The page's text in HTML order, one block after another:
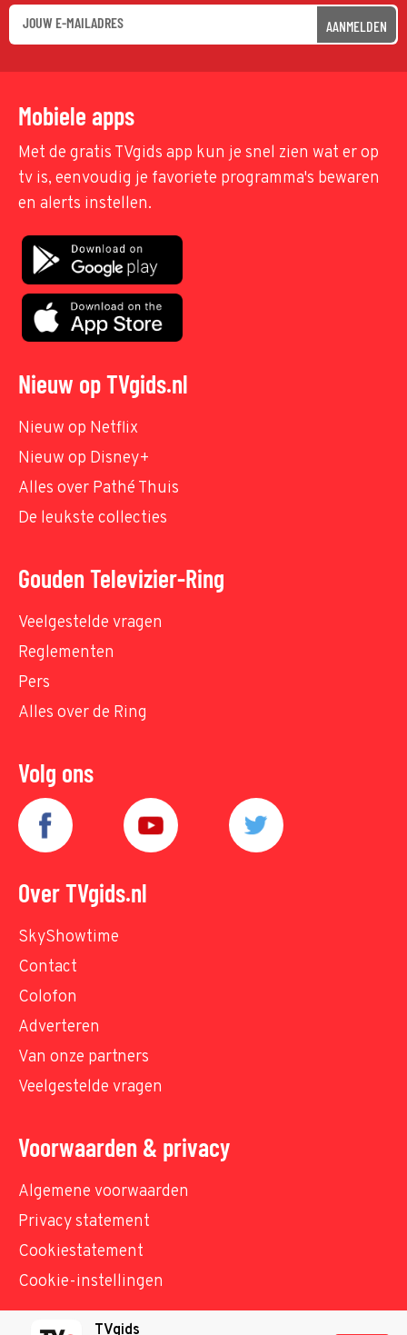
AANMELDEN
Mobiele apps
Met de gratis TVgids app kun je snel zien wat er op
tv is, eenvoudig je favoriete programma's bewaren
en alerts instellen.
Nieuw op TVgids.nl
Nieuw op Netflix
Nieuw op Disney+
Alles over Pathé Thuis
De leukste collecties
Gouden Televizier-Ring
Veelgestelde vragen
Reglementen
Pers
Alles over de Ring
Volg ons
Over TVgids.nl
SkyShowtime
Contact
Colofon
Adverteren
Van onze partners
Veelgestelde vragen
Voorwaarden & privacy
Algemene voorwaarden
Privacy statement
Cookiestatement
Cookie-instellingen
TVgids